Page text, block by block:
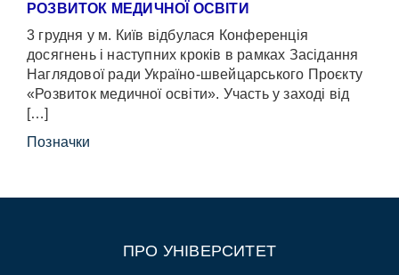
РОЗВИТОК МЕДИЧНОЇ ОСВІТИ
3 грудня у м. Київ відбулася Конференція
досягнень і наступних кроків в рамках Засідання
Наглядової ради Україно-швейцарського Проєкту
«Розвиток медичної освіти». Участь у заході від
[…]
Позначки
ПРО УНІВЕРСИТЕТ